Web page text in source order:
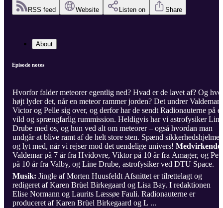
RSS feed Website Listen on Share
About
Episode notes
Hvorfor falder meteorer egentlig ned? Hvad er de lavet af? Og
højt lyder det, når en meteor rammer jorden? Det undrer Valdemar,
Victor og Pelle sig over, og derfor har de sendt Radionauterne på
vild og sprængfarlig rummission. Heldigvis har vi astrofysiker Line
Drube med os, og hun ved alt om meteorer – også hvordan man
undgår at blive ramt af de helt store sten. Spænd sikkerhedshjelmen
og lyt med, når vi rejser mod det uendelige univers! Medvirkende:
Valdemar på 7 år fra Hvidovre, Viktor på 10 år fra Amager, og
på 10 år fra Valby, og Line Drube, astrofysiker ved DTU Space.
Musik: Jingle af Morten Huusfeldt Afsnittet er tilrettelagt og
redigeret af Karen Brüel Birkegaard og Lisa Bay. I redaktionen
Elise Normann og Laurits Læssøe Fauli. Radionauterne er
produceret af Karen Brüel Birkegaard og L ...